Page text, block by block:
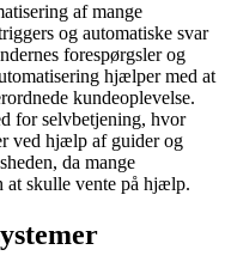
af mange
og automatiske svar
forespørgsler og
hjælper med at
kundeoplevelse.
for selvbetjening, hvor
ved hjælp af guider og
da mange
at skulle vente på hjælp.